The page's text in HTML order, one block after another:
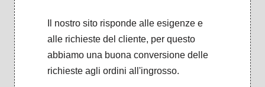
Il nostro sito risponde alle esigenze e
alle richieste del cliente, per questo
abbiamo una buona conversione delle
richieste agli ordini all'ingrosso.